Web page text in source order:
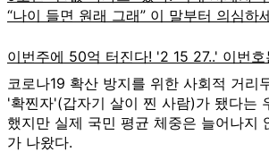
코로나19 확산 방지를 위한 사회적 거리
'확찐자'(갑자기 살이 찐 사람)가 됐다는
했지만 실제 국민 평균 체중은 늘어나지
가 나왔다.